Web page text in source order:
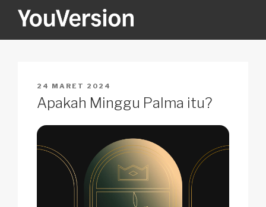
YOUVERSION
POSTED
ON
24 MARET 2024
Apakah Minggu Palma itu?